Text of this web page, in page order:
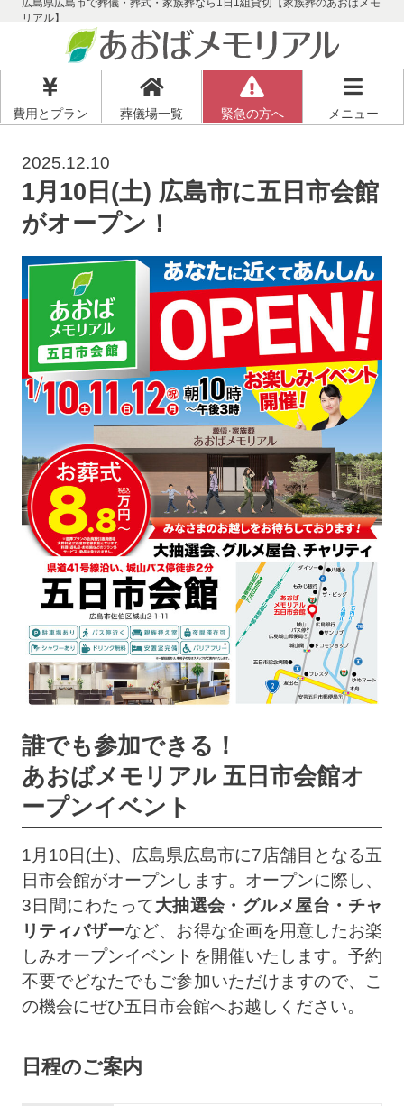
広島県広島市で葬儀・葬式・家族葬なら1日1組貸切【家族葬のあおばメモ
リアル】
費用とプラン 葬儀場一覧 緊急の方へ メニュー
2025.12.10
1月10日(土) 広島市に五日市会館
がオープン！
誰でも参加できる！
あおばメモリアル 五日市会館オ
ープンイベント
1月10日(土)、広島県広島市に7店舗目となる五
日市会館がオープンします。オープンに際し、
3日間にわたって大抽選会・グルメ屋台・チャ
リティバザーなど、お得な企画を用意したお楽
しみオープンイベントを開催いたします。予約
不要でどなたでもご参加いただけますので、こ
の機会にぜひ五日市会館へお越しください。
日程のご案内